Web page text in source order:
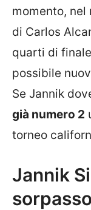
momento, nel
di Carlos
quarti di
possibile
Se Jannik
già numero 2
torneo
Jannik